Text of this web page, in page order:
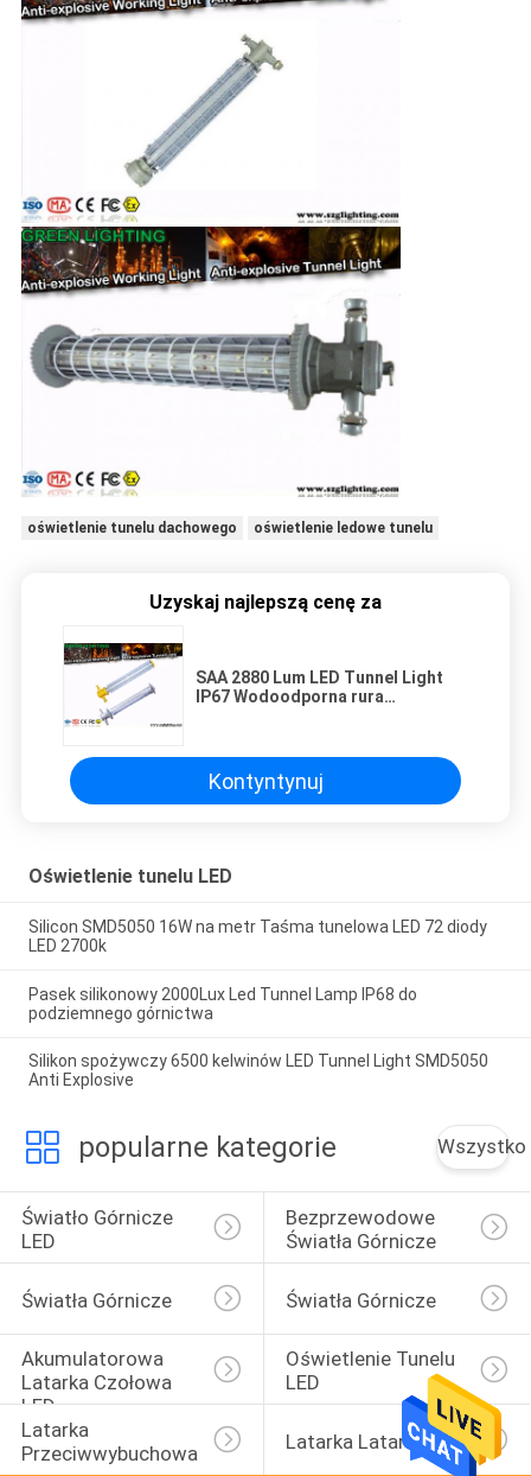
oświetlenie tunelu dachowego oświetlenie ledowe tunelu
Uzyskaj najlepszą cenę za
SAA 2880 Lum LED Tunnel Light
IP67 Wodoodporna rura
Kontyntynuj
Oświetlenie tunelu LED
Silicon SMD5050 16W na metr Taśma tunelowa LED 72 diody
LED 2700k
Pasek silikonowy 2000Lux Led Tunnel Lamp IP68 do
podziemnego górnictwa
Silikon spożywczy 6500 kelwinów LED Tunnel Light SMD5050
Anti Explosive
popularne kategorie Wszystko
Światło Górnicze
LED
Bezprzewodowe
Światła Górnicze
Światła Górnicze Światła Górnicze
Akumulatorowa
Latarka Czołowa
LED
Oświetlenie Tunelu
LED
Latarka
Przeciwwybuchowa
Latarka Latarka LED